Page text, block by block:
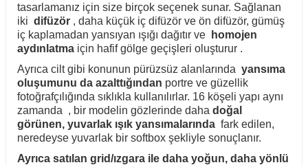
tasarlamanız için size birçok seçenek sunar. Sağlanan
iki difüzör , daha küçük iç difüzör ve ön difüzör, gümüş
iç kaplamadan yansıyan ışığı dağıtır ve
homojen
aydınlatma için hafif gölge geçişleri oluşturur .
Ayrıca cilt gibi konunun pürüzsüz alanlarında yansıma
oluşumunu da azalttığından portre ve güzellik
fotoğrafçılığında sıklıkla kullanılırlar. 16 köşeli yapı aynı
zamanda , bir modelin gözlerinde daha doğal
görünen, yuvarlak ışık yansımalarında fark edilen,
neredeyse yuvarlak bir softbox şekliyle sonuçlanır.
Ayrıca satılan grid/ızgara ile daha yoğun, daha yönlü